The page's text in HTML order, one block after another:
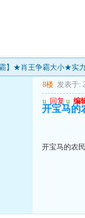
】★肖王争霸大小★实
8楼 发表于:
u 回复 u 编
开宝马的
开宝马的农